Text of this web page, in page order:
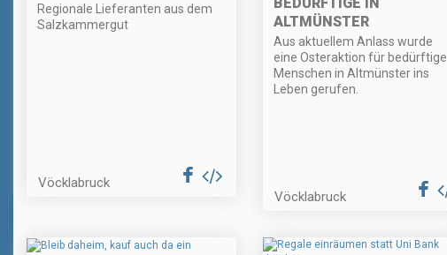
Regionale Lieferanten aus dem
Salzkammergut
Vöcklabruck
BEDÜRFTIGE IN
ALTMÜNSTER
Aus aktuellem Anlass wurde
eine Osteraktion für bedürftige
Menschen in Altmünster ins
Leben gerufen.
Vöcklabruck